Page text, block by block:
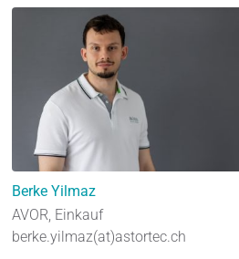
Berke Yilmaz
AVOR, Einkauf
berke.yilmaz(at)astortec.ch